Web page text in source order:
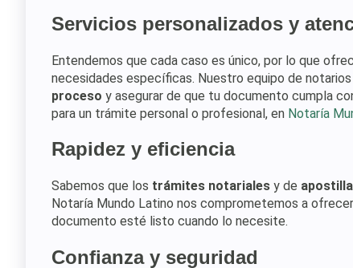
Servicios personalizados y
Entendemos que cada caso es único, por lo que
necesidades específicas. Nuestro equipo de
proceso y asegurar de que tu documento cumpla
para un trámite personal o profesional, en Notaría
Rapidez y eficiencia
Sabemos que los trámites notariales y de
Notaría Mundo Latino nos comprometemos a
documento esté listo cuando lo necesite.
Confianza y seguridad